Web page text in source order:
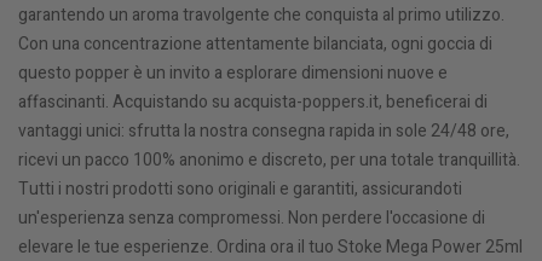
garantendo un aroma travolgente che conquista al primo utilizzo.
Con una concentrazione attentamente bilanciata, ogni goccia di
questo popper è un invito a esplorare dimensioni nuove e
affascinanti. Acquistando su acquista-poppers.it, beneficerai di
vantaggi unici: sfrutta la nostra consegna rapida in sole 24/48 ore,
ricevi un pacco 100% anonimo e discreto, per una totale tranquillità.
Tutti i nostri prodotti sono originali e garantiti, assicurandoti
un'esperienza senza compromessi. Non perdere l'occasione di
elevare le tue esperienze. Ordina ora il tuo Stoke Mega Power 25ml